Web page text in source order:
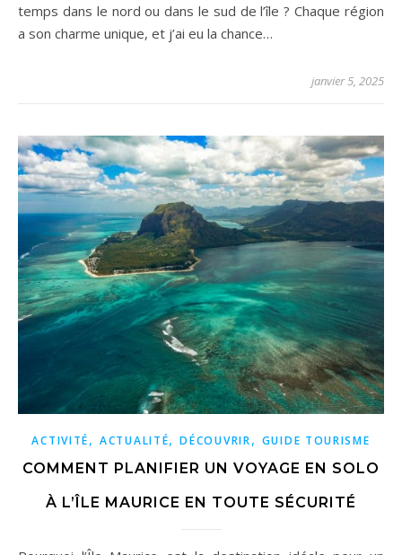
temps dans le nord ou dans le sud de l’île ? Chaque région
a son charme unique, et j’ai eu la chance…
janvier 5, 2025
ACTIVITÉ,ACTUALITÉ,DÉCOUVRIR, GUIDE TOURISME
COMMENT PLANIFIER UN VOYAGE EN SOLO
À L’ÎLE MAURICE EN TOUTE SÉCURITÉ